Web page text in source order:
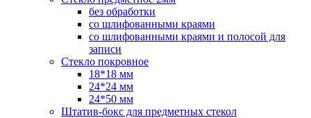
без обработки
со шлифованными краями
со шлифованными краями и полосой для
записи
Стекло покровное
18*18 мм
24*24 мм
24*50 мм
Штатив-бокс для предметных стекол